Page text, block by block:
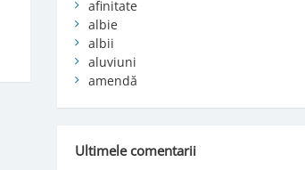
afinitate
albie
albii
aluviuni
amendă
Ultimele comentarii